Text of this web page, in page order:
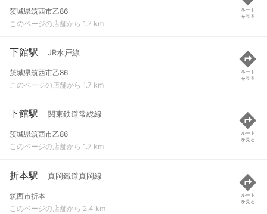
茨城県筑西市乙86
このページの店舗から 1.7 km
ルート
を見る
下館駅 JR水戸線
茨城県筑西市乙86
このページの店舗から 1.7 km
ルート
を見る
下館駅 関東鉄道常総線
茨城県筑西市乙86
このページの店舗から 1.7 km
ルート
を見る
折本駅 真岡鐵道真岡線
筑西市折本
このページの店舗から 2.4 km
ルート
を見る